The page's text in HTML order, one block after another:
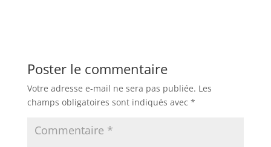
Poster le commentaire
Votre adresse e-mail ne sera pas publiée. Les
champs obligatoires sont indiqués avec *